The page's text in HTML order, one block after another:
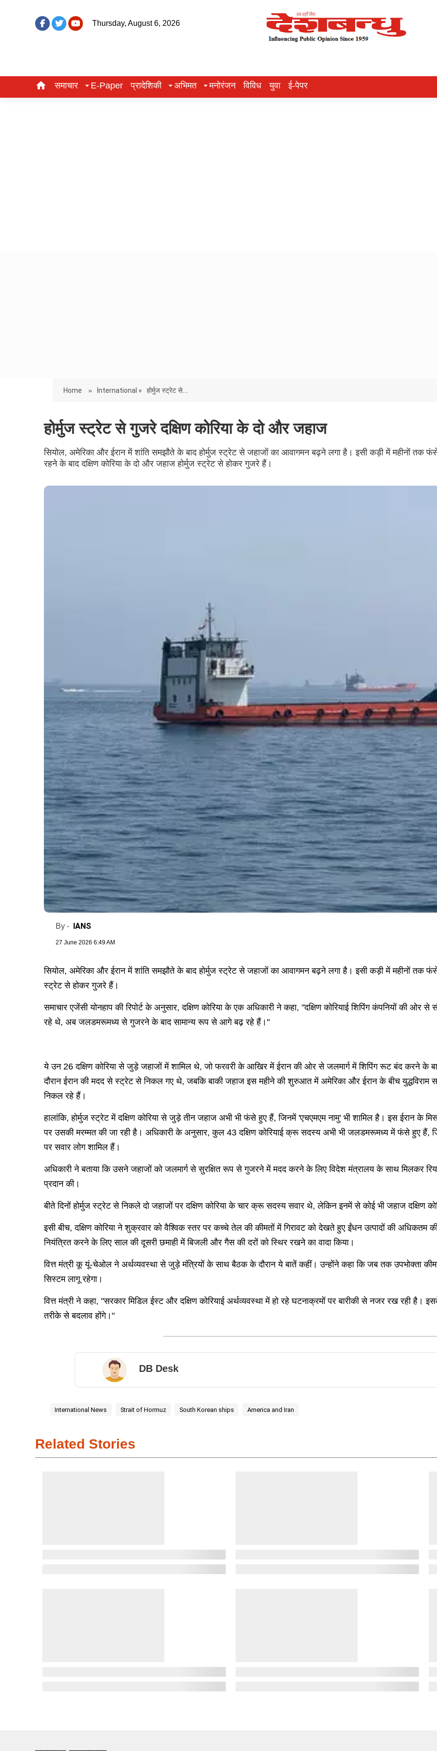
Thursday, August 6, 2026
समाचार E-Paper प्रादेशिकी अभिमत मनोरंजन विविध युवा ई-पेपर
Home » International » होर्मुज स्ट्रेट से...
होर्मुज स्ट्रेट से गुजरे दक्षिण कोरिया के दो और जहाज
सियोल, अमेरिका और ईरान में शांति समझौते के बाद होर्मुज स्ट्रेट से जहाजों का आवागमन बढ़ने लगा है। इसी कड़ी में महीनों तक
रहने के बाद दक्षिण कोरिया के दो और जहाज होर्मुज स्ट्रेट से होकर गुजरे हैं।
By - IANS
27 June 2026 6:49 AM
सियोल, अमेरिका और ईरान में शांति समझौते के बाद होर्मुज स्ट्रेट से जहाजों का आवागमन बढ़ने लगा है। इसी कड़ी में महीनों तक
स्ट्रेट से होकर गुजरे हैं।
समाचार एजेंसी योनहाप की रिपोर्ट के अनुसार, दक्षिण कोरिया के एक अधिकारी ने कहा, "दक्षिण कोरियाई शिपिंग कंपनियों की
रहे थे, अब जलडमरूमध्य से गुजरने के बाद सामान्य रूप से आगे बढ़ रहे हैं।"
ये उन 26 दक्षिण कोरिया से जुड़े जहाजों में शामिल थे, जो फरवरी के आखिर में ईरान की ओर से जलमार्ग में शिपिंग रूट बंद करने
दौरान ईरान की मदद से स्ट्रेट से निकल गए थे, जबकि बाकी जहाज इस महीने की शुरुआत में अमेरिका और ईरान के बीच युद्धविराम
निकल रहे हैं।
हालांकि, होर्मुज स्ट्रेट में दक्षिण कोरिया से जुड़े तीन जहाज अभी भी फंसे हुए हैं, जिनमें 'एचएमएम नामु' भी शामिल है। इस ईरान के
पर उसकी मरम्मत की जा रही है। अधिकारी के अनुसार, कुल 43 दक्षिण कोरियाई क्रू सदस्य अभी भी जलडमरूमध्य में फंसे हुए हैं,
पर सवार लोग शामिल हैं।
अधिकारी ने बताया कि उसने जहाजों को जलमार्ग से सुरक्षित रूप से गुजरने में मदद करने के लिए विदेश मंत्रालय के साथ मिलकर
प्रदान की।
बीते दिनों होर्मुज स्ट्रेट से निकले दो जहाजों पर दक्षिण कोरिया के चार क्रू सदस्य सवार थे, लेकिन इनमें से कोई भी जहाज दक्षिण
इसी बीच, दक्षिण कोरिया ने शुक्रवार को वैश्विक स्तर पर कच्चे तेल की कीमतों में गिरावट को देखते हुए ईंधन उत्पादों की अधिकतम
नियंत्रित करने के लिए साल की दूसरी छमाही में बिजली और गैस की दरों को स्थिर रखने का वादा किया।
वित्त मंत्री कू यूं-चेओल ने अर्थव्यवस्था से जुड़े मंत्रियों के साथ बैठक के दौरान ये बातें कहीं। उन्होंने कहा कि जब तक उपभोक्ता
सिस्टम लागू रहेगा।
वित्त मंत्री ने कहा, "सरकार मिडिल ईस्ट और दक्षिण कोरियाई अर्थव्यवस्था में हो रहे घटनाक्रमों पर बारीकी से नजर रख रही है।
तरीके से बदलाव होंगे।"
DB Desk
International News Strait of Hormuz South Korean ships America and Iran
Related Stories